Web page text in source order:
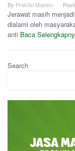
By Praktisi Maklon
Jerawat masih
dialami oleh
anti Baca
Search